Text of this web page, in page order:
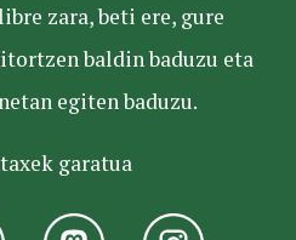
zara, beti ere, gure
baldin baduzu eta
egiten baduzu.
garatua